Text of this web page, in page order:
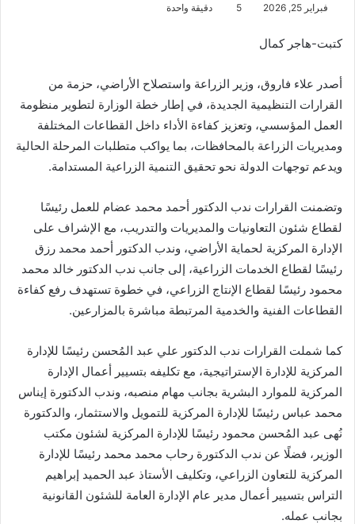
فبراير 25, 2026 5 دقيقة واحدة
كتبت-هاجر كمال
أصدر علاء فاروق، وزير الزراعة واستصلاح الأراضي، حزمة من
القرارات التنظيمية الجديدة، في إطار خطة الوزارة لتطوير منظومة
العمل المؤسسي، وتعزيز كفاءة الأداء داخل القطاعات المختلفة
ومديريات الزراعة بالمحافظات، بما يواكب متطلبات المرحلة الحالية
ويدعم توجهات الدولة نحو تحقيق التنمية الزراعية المستدامة.
وتضمنت القرارات ندب الدكتور أحمد محمد عضام للعمل رئيسًا
لقطاع شئون التعاونيات والمديريات والتدريب، مع الإشراف على
الإدارة المركزية لحماية الأراضي، وندب الدكتور أحمد محمد رزق
رئيسًا لقطاع الخدمات الزراعية، إلى جانب ندب الدكتور خالد محمد
محمود رئيسًا لقطاع الإنتاج الزراعي، في خطوة تستهدف رفع كفاءة
القطاعات الفنية والخدمية المرتبطة مباشرة بالمزارعين.
كما شملت القرارات ندب الدكتور علي عبد المُحسن رئيسًا للإدارة
المركزية للإدارة الإستراتيجية، مع تكليفه بتسيير أعمال الإدارة
المركزية للموارد البشرية بجانب مهام منصبه، وندب الدكتورة إيناس
محمد عباس رئيسًا للإدارة المركزية للتمويل والاستثمار، والدكتورة
نُهى عبد المُحسن محمود رئيسًا للإدارة المركزية لشئون مكتب
الوزير، فضلًا عن ندب الدكتورة رحاب محمد محمد رئيسًا للإدارة
المركزية للتعاون الزراعي، وتكليف الأستاذ عبد الحميد إبراهيم
التراس بتسيير أعمال مدير عام الإدارة العامة للشئون القانونية
بجانب عمله.